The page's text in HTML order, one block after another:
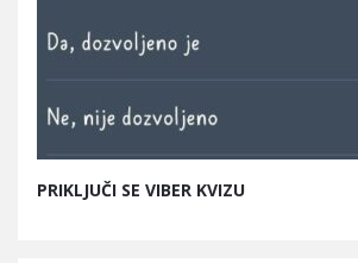
PRIKLJUČI SE VIBER KVIZU